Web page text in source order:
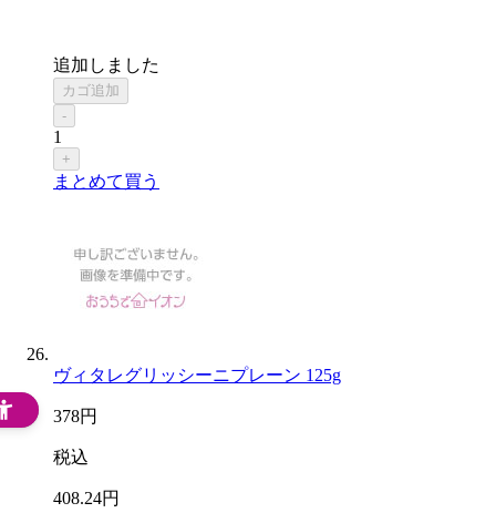
追加しました
カゴ追加
-
1
+
まとめて買う
ヴィタレグリッシーニプレーン 125g
378円
税込
408.24円